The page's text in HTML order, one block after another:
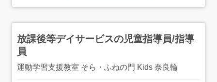
放課後等デイサービスの児童指導員/指導
員
運動学習支援教室 そら・ふねの門 Kids 奈良輪